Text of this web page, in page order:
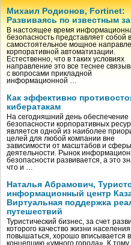
Михаил Родионов, Fortinet:
Развиваясь по известным
В настоящее время
безопасность представляет собой
самостоятельное мощное
корпоративной автоматизации.
Естественно, что в таких условиях
направление это все теснее
с вопросами прикладной
информационной …
Как эффективно
кибератакам
На сегодняшний день обеспечение
безопасности корпоративных
является одной из наиболее
целей для любой компании вне
зависимости от масштабов и сферы
деятельности. Рынок
безопасности развивается, а это
что и …
Наталья Абрамович,
информационный центр
Виртуальная поддержка
путешествий
Туристический бизнес, за счет
которого качество жизни
повышаться, хорошо вписывается в
концепцию «умного города». К тому